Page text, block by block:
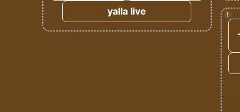
!
yalla live